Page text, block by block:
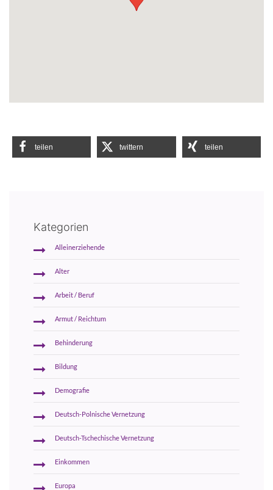
teilen twittern teilen
Kategorien
Alleinerziehende
Alter
Arbeit / Beruf
Armut / Reichtum
Behinderung
Bildung
Demografie
Deutsch-Polnische Vernetzung
Deutsch-Tschechische Vernetzung
Einkommen
Europa